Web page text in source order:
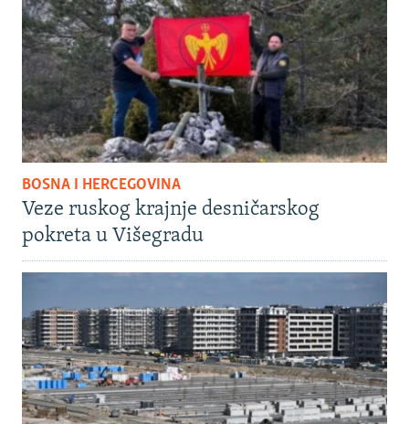
BOSNA I HERCEGOVINA
Veze ruskog krajnje desničarskog
pokreta u Višegradu